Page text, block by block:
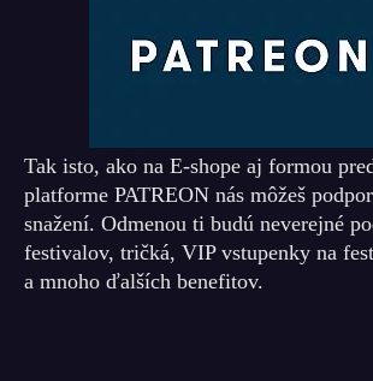
Tak isto, ako na E-shope aj formou
platforme PATREON nás môžeš
snažení. Odmenou ti budú neverejné
festivalov, tričká, VIP vstupenky na
a mnoho ďalších benefitov.